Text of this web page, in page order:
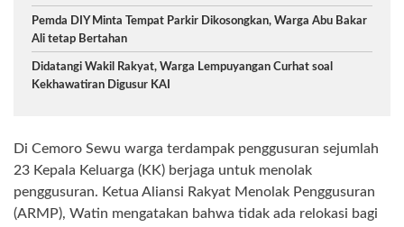
Pemda DIY Minta Tempat Parkir Dikosongkan, Warga Abu Bakar
Ali tetap Bertahan
Didatangi Wakil Rakyat, Warga Lempuyangan Curhat soal
Kekhawatiran Digusur KAI
Di Cemoro Sewu warga terdampak penggusuran sejumlah
23 Kepala Keluarga (KK) berjaga untuk menolak
penggusuran. Ketua Aliansi Rakyat Menolak Penggusuran
(ARMP), Watin mengatakan bahwa tidak ada relokasi bagi